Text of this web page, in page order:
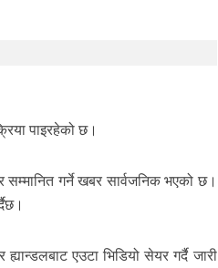
पाइरहेको छ।
गर्ने खबर सार्वजनिक भएको छ।
एउटा भिडियो सेयर गर्दै जारी